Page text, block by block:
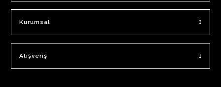
Kurumsal
Alışveriş